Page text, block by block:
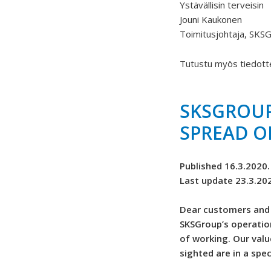
Ystävällisin terveisin
Jouni Kaukonen
Toimitusjohtaja,
Tutustu myös
SPREAD
Published 16.3.2020.
Last update
Dear customers
SKSGroup’s
of working. Our
sighted are in a